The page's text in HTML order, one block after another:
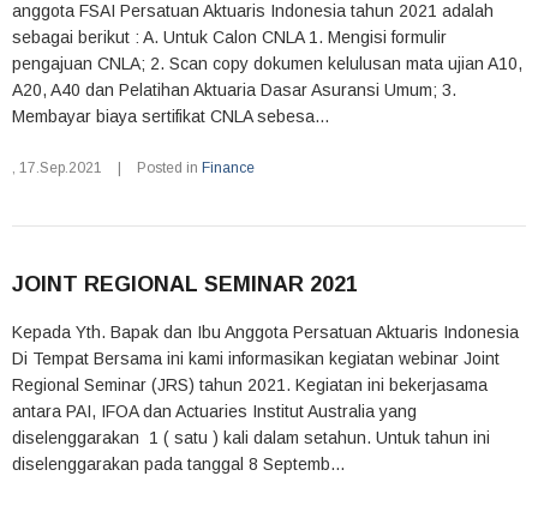
anggota FSAI Persatuan Aktuaris Indonesia tahun 2021 adalah
sebagai berikut : A. Untuk Calon CNLA 1. Mengisi formulir
pengajuan CNLA; 2. Scan copy dokumen kelulusan mata ujian A10,
A20, A40 dan Pelatihan Aktuaria Dasar Asuransi Umum; 3.
Membayar biaya sertifikat CNLA sebesa...
, 17.Sep.2021 Posted in Finance
JOINT REGIONAL SEMINAR 2021
Kepada Yth. Bapak dan Ibu Anggota Persatuan Aktuaris Indonesia
Di Tempat Bersama ini kami informasikan kegiatan webinar Joint
Regional Seminar (JRS) tahun 2021. Kegiatan ini bekerjasama
antara PAI, IFOA dan Actuaries Institut Australia yang
diselenggarakan 1 ( satu ) kali dalam setahun. Untuk tahun ini
diselenggarakan pada tanggal 8 Septemb...